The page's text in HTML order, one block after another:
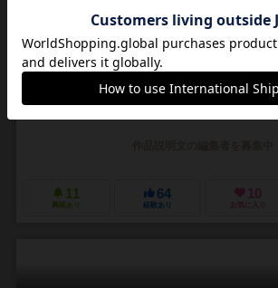
6.2
3～7人 30分前後 10歳～
11
興味あり
64
経験あり
10
お気に入り